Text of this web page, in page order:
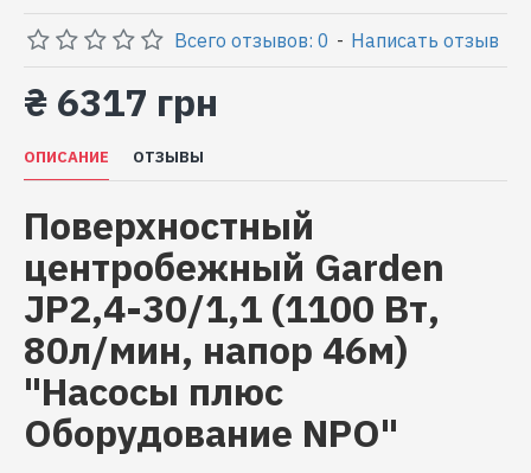
Всего отзывов: 0 - Написать отзыв
₴ 6317 грн
ОПИСАНИЕ ОТЗЫВЫ
Поверхностный
центробежный Garden
JP2,4-30/1,1 (1100 Вт,
80л/мин, напор 46м)
"Насосы плюс
Оборудование NPO"